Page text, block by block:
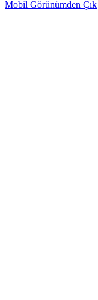
Mobil Görünümden Çık